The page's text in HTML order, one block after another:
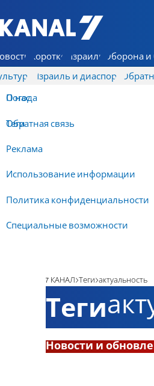
7 КАНАЛ - Аруц Шева
Коротко Израиль Оборона и
Израиль и диаспора
О нас
Обратная связь
Реклама
Использование информации
Политика конфиденциальности
Специальные возможности
Погода
Теги
7 КАНАЛ Теги актуальность
Теги
Новости и